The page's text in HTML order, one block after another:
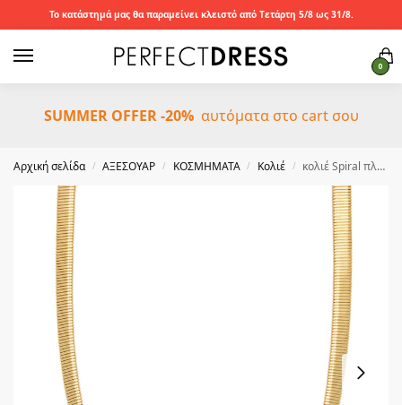
Το κατάστημά μας θα παραμείνει κλειστό από Τετάρτη 5/8 ως 31/8.
0
SUMMER OFFER -20%αυτόματα στο cart σου
Αρχική σελίδα / ΑΞΕΣΟΥΑΡ / ΚΟΣΜΗΜΑΤΑ / Κολιέ / κολιέ Spiral πλακέ απο ατσάλι χρυσό